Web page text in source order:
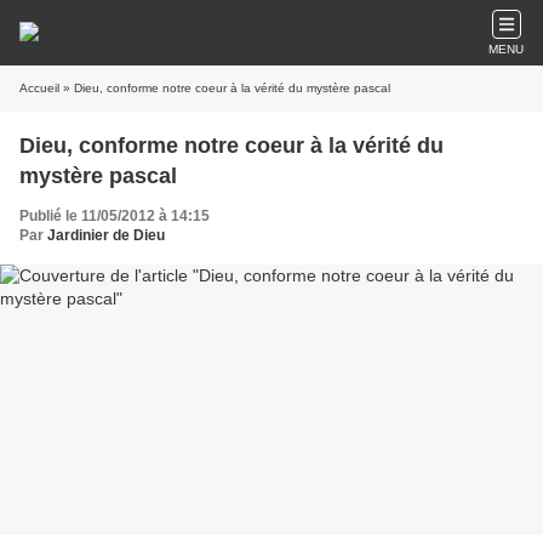
MENU
Accueil » Dieu, conforme notre coeur à la vérité du mystère pascal
Dieu, conforme notre coeur à la vérité du
mystère pascal
Publié le 11/05/2012 à 14:15
Par Jardinier de Dieu